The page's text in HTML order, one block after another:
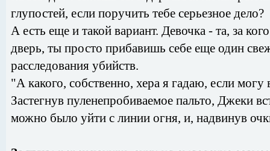
глупостей, если поручить тебе серьезное дело?
А есть еще и такой вариант. Девочка - та, за
дверь, ты просто прибавишь себе еще один
расследования убийств.
"А какого, собственно, хера я гадаю, если могу
Застегнув пуленепробиваемое пальто, Джеки
можно было уйти с линии огня, и, надвинув